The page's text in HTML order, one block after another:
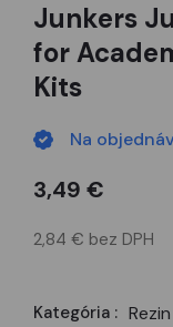
Junkers
for
Kits
Na
3,49 €
2,84 € bez DPH
Kategória : Rezin